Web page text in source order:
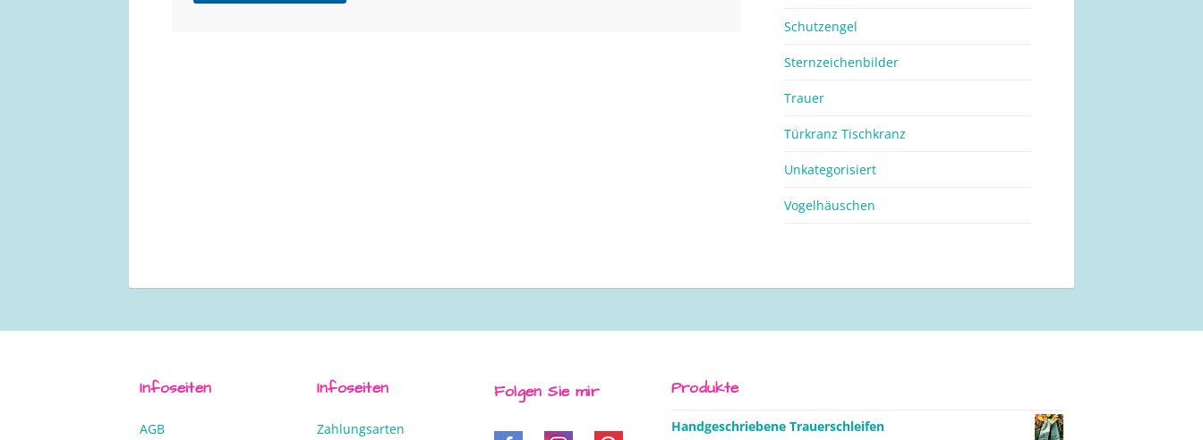
Schutzengel
Sternzeichenbilder
Trauer
Türkranz Tischkranz
Unkategorisiert
Vogelhäuschen
Infoseiten
AGB
Infoseiten
Zahlungsarten
Folgen Sie mir Produkte
Handgeschriebene Trauerschleifen